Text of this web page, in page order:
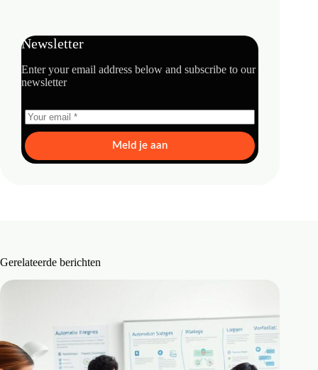
Newsletter
Enter your email address below and subscribe to our
newsletter
Meld je aan
Gerelateerde berichten